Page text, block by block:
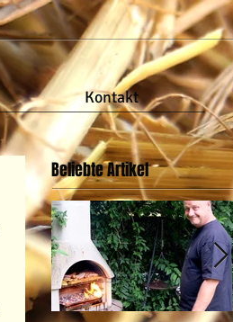
Kontakt
Beliebte Artikel